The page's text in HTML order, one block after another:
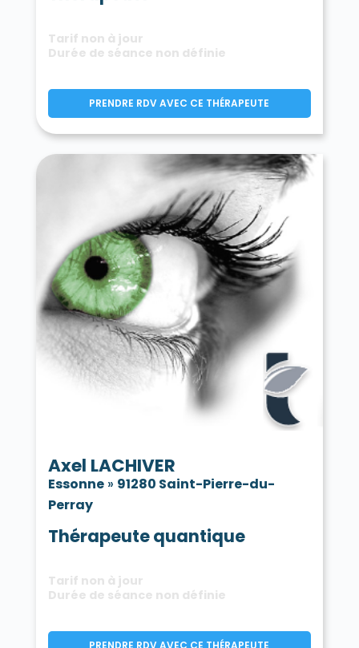
Tarif non à jour
Durée de séance non définie
PRENDRE RDV AVEC CE THÉRAPEUTE
Axel LACHIVER
Essonne» 91280 Saint-Pierre-du-
Perray
Thérapeute quantique
Tarif non à jour
Durée de séance non définie
PRENDRE RDV AVEC CE THÉRAPEUTE